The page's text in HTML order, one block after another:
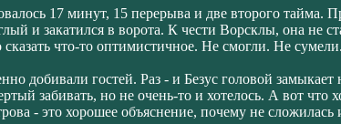
17 минут, 15 перерыва и две второго тайма.
и закатился в ворота. К чести Ворсклы, она не
что-то оптимистичное. Не смогли. Не
добивали гостей. Раз - и Безус головой
забивать, но не очень-то и хотелось. А вот
- это хорошее объяснение, почему не сложилась